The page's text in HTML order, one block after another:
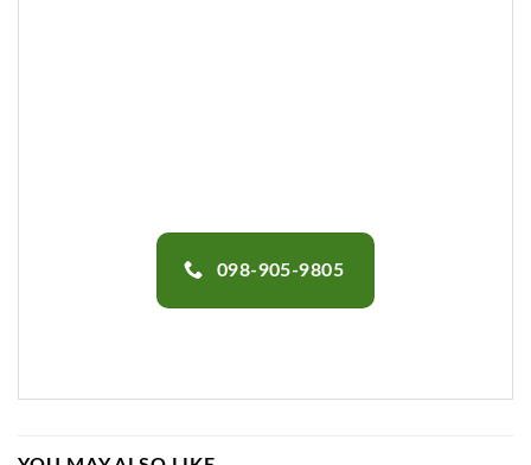
098-905-9805